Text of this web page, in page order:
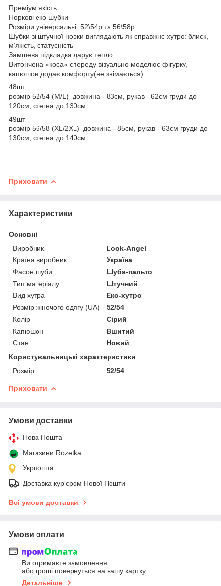
Преміум якість
Норкові еко шубки
Розміри універсальні: 52\54р та 56\58р
Шубки зі штучної норки виглядають як справжнє хутро: блиск,
м’якість, статусність.
Замшева підкладка дарує тепло
Витончена «коса» спереду візуально моделює фігурку,
капюшон додає комфорту(не знімається)
48шт
розмір 52/54 (М/L) довжина - 83см, рукав - 62см груди до
120см, стегна до 130см
49шт
розмір 56/58 (XL/2XL) довжина - 85см, рукав - 63см груди до
130см, стегна до 140см
Приховати
Характеристики
Основні
Виробник
Look-Angel
Країна виробник
Україна
Фасон шуби
Шуба-пальто
Тип матеріалу
Штучний
Вид хутра
Еко-хутро
Розмір жіночого одягу (UA)
52/54
Колір
Сірий
Капюшон
Вшитий
Стан
Новий
Користувальницькі характеристики
Розмір
52/54
Приховати
Умови доставки
Нова Пошта
Магазини Rozetka
Укрпошта
Доставка кур'єром Нової Пошти
Всі умови доставки
Умови оплати
Ви отримаєте замовлення
або гроші повернуться на вашу картку
Детальніше